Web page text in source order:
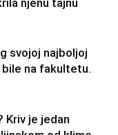
svojoj najboljoj
na fakultetu.
Kriv je jedan